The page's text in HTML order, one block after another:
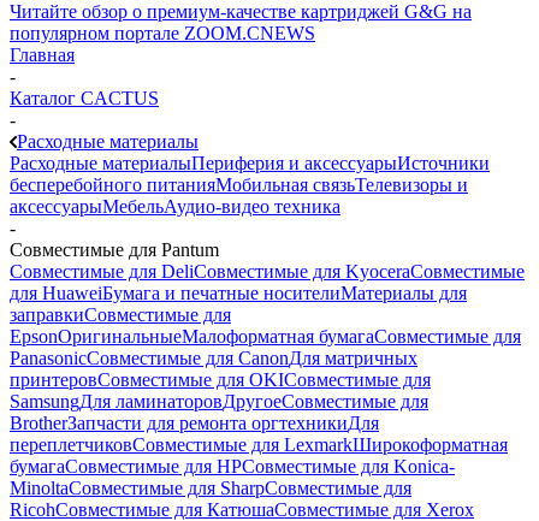
Читайте обзор о премиум-качестве картриджей G&G на
популярном портале ZOOM.CNEWS
Главная
-
Каталог CACTUS
-
Расходные материалы
Расходные материалыПериферия и аксессуарыИсточники
бесперебойного питанияМобильная связьТелевизоры и
аксессуарыМебельАудио-видео техника
-
Совместимые для Pantum
Совместимые для DeliСовместимые для KyoceraСовместимые
для HuaweiБумага и печатные носителиМатериалы для
заправкиСовместимые для
EpsonОригинальныеМалоформатная бумагаСовместимые для
PanasonicСовместимые для CanonДля матричных
принтеровСовместимые для OKIСовместимые для
SamsungДля ламинаторовДругоеСовместимые для
BrotherЗапчасти для ремонта оргтехникиДля
переплетчиковСовместимые для LexmarkШирокоформатная
бумагаСовместимые для HPСовместимые для Konica-
MinoltaСовместимые для SharpСовместимые для
RicohСовместимые для КатюшаСовместимые для Xerox